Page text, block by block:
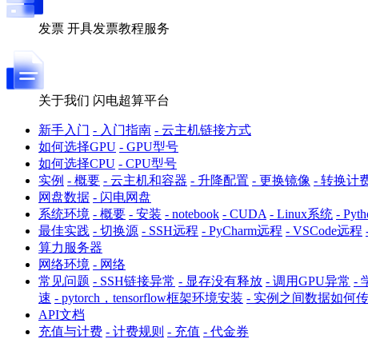
发票 开具发票教程服务
关于我们 闪电超算平台
新手入门 - 入门指南 - 云主机链接方式
如何选择GPU - GPU型号
如何选择CPU - CPU型号
实例 - 概要 - 云主机和容器 - 升降配置 - 更换镜像 - 转换计
网盘数据 - 闪电网盘
系统环境 - 概要 - 安装 - notebook - CUDA - Linux系统 -
最佳实践 - 切换源 - SSH远程 - PyCharm远程 - VSCode远程
算力服务器
网络环境 - 网络
常见问题 - SSH链接异常 - 显存没有释放 - 调用GPU异常 -
速 - pytorch，tensorflow框架环境安装 - 实例之间数据如何
API文档
充值与计费 - 计费规则 - 充值 - 代金券